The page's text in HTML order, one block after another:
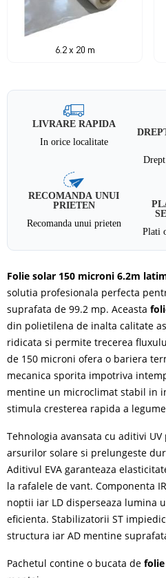
6.2 x 20 m
LIVRARE RAPIDA
In orice localitate
RECOMANDA UNUI
PRIETEN
Recomanda unui prieten
Plati
Folie solar 150 microni 6.2m
solutia profesionala perfecta
suprafata de 99.2 mp. Aceasta
din polietilena de inalta calitate
ridicata si permite trecerea
de 150 microni ofera o bariera
mecanica sporita impotriva
mentine un microclimat stabil in
stimula cresterea rapida a
Tehnologia avansata cu aditivi
arsurilor solare si prelungeste
Aditivul EVA garanteaza
la rafalele de vant. Componenta
noptii iar LD disperseaza lumina
eficienta. Stabilizatorii ST
structura iar AD mentine
Pachetul contine o bucata de